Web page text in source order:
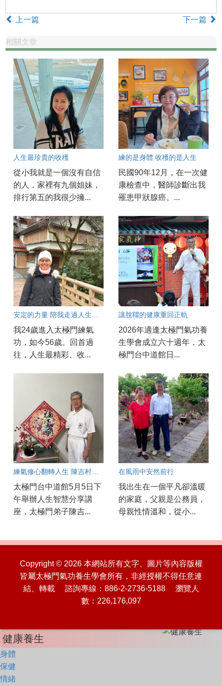
上一篇 下一篇
相關文章
人生最珍貴的收穫
從小我就是一個沒有自信
的人，家裡有九個姐妹，
排行第五的我很少擁...
練的是身體 收穫的是人生
民國90年12月，在一次健
康檢查中，醫師診斷出我
罹患甲狀腺癌。...
我24歲進入太極門練氣
功，如今56歲。回首過
往，人生最精彩、收...
讓脫韁的健康重回正軌
2026年適逢太極門氣功養
生學會成立六十週年，太
極門台中道館日...
練氣修心翻轉人生 陳吉村找回健康與幸福
太極門台中道館5月5日下
午舉辦人生智慧分享講
座，太極門弟子陳吉...
在風雨中安然前行
我出生在一個平凡卻溫暖
的家庭，父親是公務員，
母親性情溫和，從小...
Copyright © 2026 本網站所有文字、圖片等內容版權
皆屬太極門氣功養生學會所有，非經授權不得任意連
結、轉載 諮詢專線：886-2-2736-5188 瀏覽人
數：226,176,097
健康養生
身體
保健
情緒